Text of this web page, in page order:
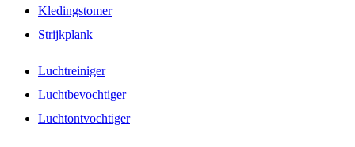
Kledingstomer
Strijkplank
Luchtreiniger
Luchtbevochtiger
Luchtontvochtiger